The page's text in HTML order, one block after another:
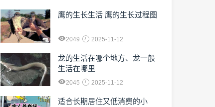
鹰的生长生活 鹰的生长过程图
2049 2025-11-12
龙的生活在哪个地方、龙一般
生活在哪里
2045 2025-11-12
适合长期居住又低消费的小